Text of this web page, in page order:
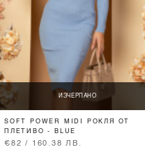
ИЗЧЕРПАНО
SOFT POWER MIDI РОКЛЯ ОТ
ПЛЕТИВО - BLUE
€82 / 160.38 ЛВ.